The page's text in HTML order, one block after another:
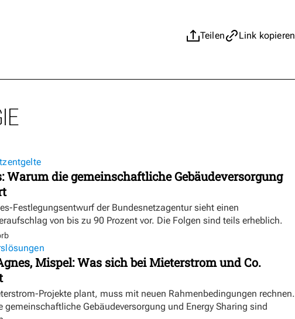
Teilen Link kopieren
Warum die gemeinschaftliche Gebäudeversorgung
Festlegungsentwurf der Bundesnetzagentur sieht einen
von bis zu 90 Prozent vor. Die Folgen sind teils erheblich.
Mispel: Was sich bei Mieterstrom und Co.
Projekte plant, muss mit neuen Rahmenbedingungen rechnen.
gemeinschaftliche Gebäudeversorgung und Energy Sharing sind